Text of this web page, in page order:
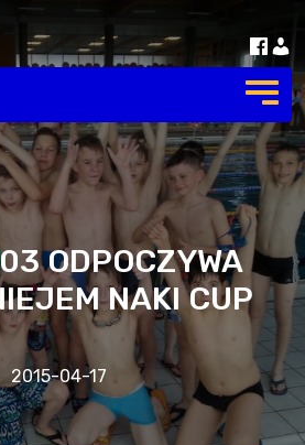
ODPOCZYWA
NAKI CUP
2015-04-17